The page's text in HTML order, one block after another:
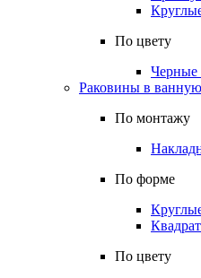
По цвету
Черные
Раковины в ванную
По монтажу
По форме
По цвету